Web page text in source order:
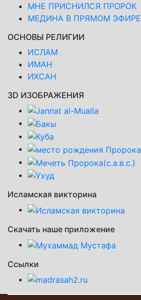
МНЕ ПРИСНИЛСЯ ПРОРОК
МЕДИНА В ПРЯМОМ ЭФИРЕ
ОСНОВЫ РЕЛИГИИ
ИСЛАМ
ИМАН
ИХСАН
3D ИЗОБРАЖЕНИЯ
Исламская викторина
Скачать наше приложение
Ссылки